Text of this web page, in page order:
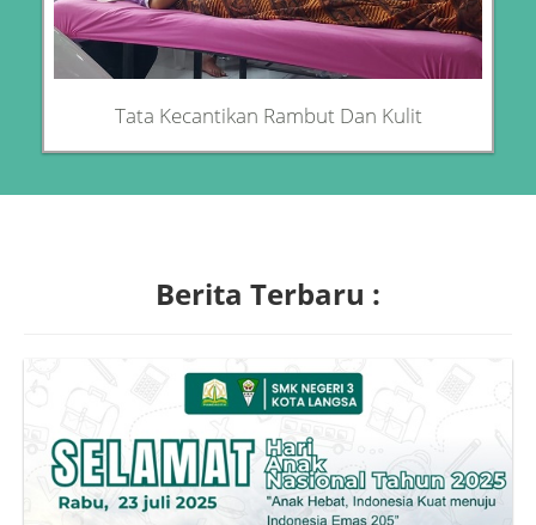
Tata Kecantikan Rambut Dan Kulit
Berita Terbaru :